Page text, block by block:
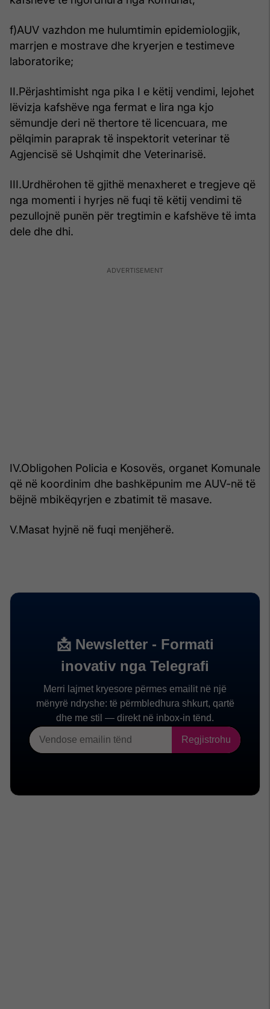
f)AUV vazhdon me hulumtimin epidemiologjik,
marrjen e mostrave dhe kryerjen e testimeve
laboratorike;
II.Përjashtimisht nga pika I e këtij vendimi, lejohet
lëvizja kafshëve nga fermat e lira nga kjo
sëmundje deri në thertore të licencuara, me
pëlqimin paraprak të inspektorit veterinar të
Agjencisë së Ushqimit dhe Veterinarisë.
III.Urdhërohen të gjithë menaxheret e tregjeve që
nga momenti i hyrjes në fuqi të këtij vendimi të
pezullojnë punën për tregtimin e kafshëve të imta
dele dhe dhi.
IV.Obligohen Policia e Kosovës, organet Komunale
që në koordinim dhe bashkëpunim me AUV-në të
bëjnë mbikëqyrjen e zbatimit të masave.
V.Masat hyjnë në fuqi menjëherë.